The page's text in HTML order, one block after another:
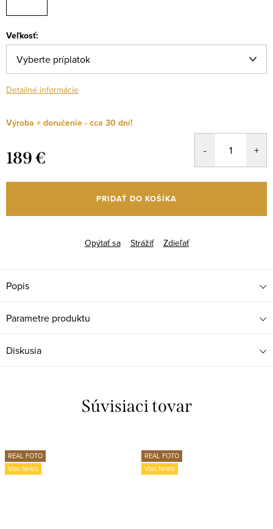
Veľkosť:
Detailné informácie
Výroba + doručenie - cca 30 dní!
189 €
cena:
PRIDAŤ DO KOŠÍKA
Opýtať sa Strážiť Zdieľať
Popis
Parametre produktu
Diskusia
Súvisiaci tovar
REAL FOTO
Viac farieb
REAL FOTO
Viac farieb